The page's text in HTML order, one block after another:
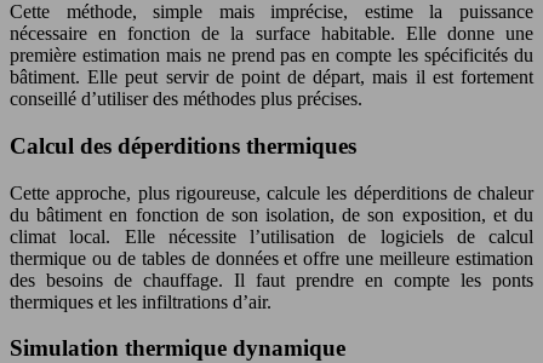
Cette méthode, simple mais imprécise, estime la puissance
nécessaire en fonction de la surface habitable. Elle donne une
première estimation mais ne prend pas en compte les spécificités du
bâtiment. Elle peut servir de point de départ, mais il est fortement
conseillé d’utiliser des méthodes plus précises.
Calcul des déperditions thermiques
Cette approche, plus rigoureuse, calcule les déperditions de chaleur
du bâtiment en fonction de son isolation, de son exposition, et du
climat local. Elle nécessite l’utilisation de logiciels de calcul
thermique ou de tables de données et offre une meilleure estimation
des besoins de chauffage. Il faut prendre en compte les ponts
thermiques et les infiltrations d’air.
Simulation thermique dynamique